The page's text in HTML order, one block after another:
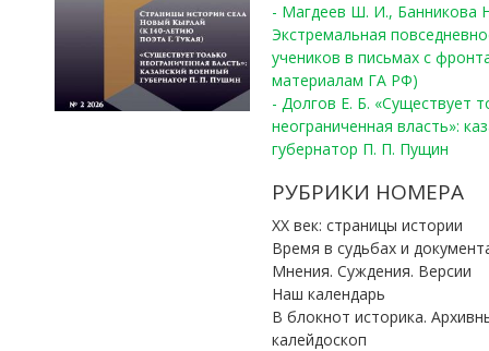
- Магдеев Ш. И., Банникова
Экстремальная
учеников в письмах с
материалам ГА РФ)
- Долгов Е. Б. «Существует
неограниченная власть»:
губернатор П. П. Пущин
РУБРИКИ НОМЕРА
ХХ век: страницы истории
Время в судьбах и
Мнения. Суждения. Версии
Наш календарь
В блокнот историка.
калейдоскоп